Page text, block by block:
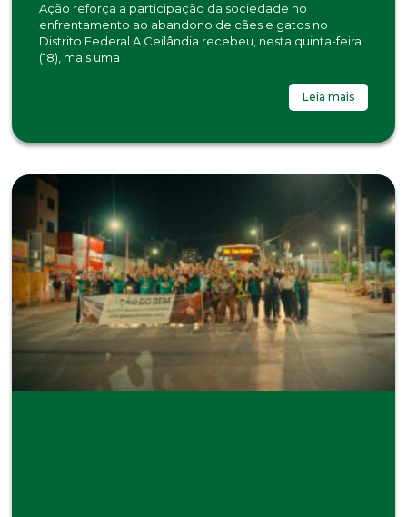
Ação reforça a participação da sociedade no
enfrentamento ao abandono de cães e gatos no
Distrito Federal A Ceilândia recebeu, nesta quinta-feira
(18), mais uma
Leia mais